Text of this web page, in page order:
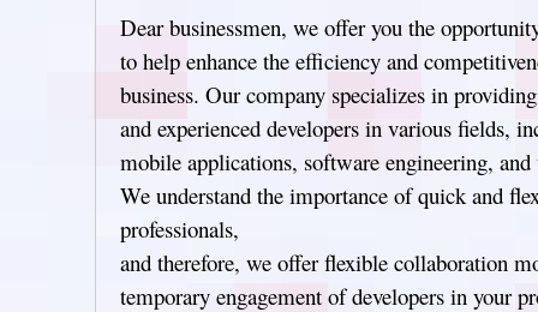
Dear businessmen, we offer you the
to help enhance the efficiency and
business. Our company specializes in
and experienced developers in various fields,
mobile applications, software engineering,
We understand the importance of quick and
professionals,
and therefore, we offer flexible collaboration
temporary engagement of developers in your